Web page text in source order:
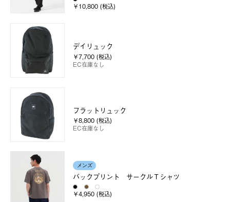
￥10,800 (税込)
デイリュック
￥7,700 (税込)
EC在庫なし
フラットリュック
￥8,800 (税込)
EC在庫なし
メンズ
バックプリント サークルＴシャツ
￥4,950 (税込)